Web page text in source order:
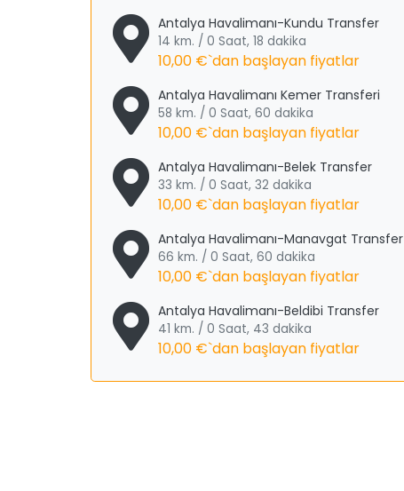
Antalya Havalimanı-Kundu Transfer
14 km. / 0 Saat, 18 dakika
10,00 €`dan başlayan fiyatlar
Antalya Havalimanı Kemer Transferi
58 km. / 0 Saat, 60 dakika
10,00 €`dan başlayan fiyatlar
Antalya Havalimanı-Belek Transfer
33 km. / 0 Saat, 32 dakika
10,00 €`dan başlayan fiyatlar
Antalya Havalimanı-Manavgat Transfer
66 km. / 0 Saat, 60 dakika
10,00 €`dan başlayan fiyatlar
Antalya Havalimanı-Beldibi Transfer
41 km. / 0 Saat, 43 dakika
10,00 €`dan başlayan fiyatlar